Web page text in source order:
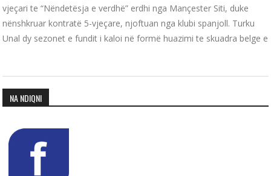
vjeçari te “Nëndetësja e verdhë” erdhi nga Mançester Siti, duke
nënshkruar kontratë 5-vjeçare, njoftuan nga klubi spanjoll. Turku
Unal dy sezonet e fundit i kaloi në formë huazimi te skuadra belge e
NA NDIQNI